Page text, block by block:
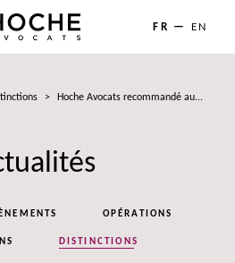
FR EN
> Hoche Avocats recommandé au...
OPÉRATIONS
DISTINCTIONS